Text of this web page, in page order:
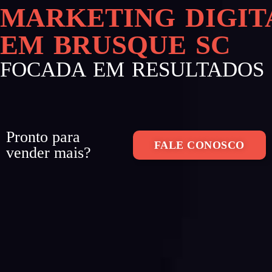
MARKETING
EM BRUSQUE SC
FOCADA EM RESULTADOS
Pronto para
vender mais?
FALE CONOSCO